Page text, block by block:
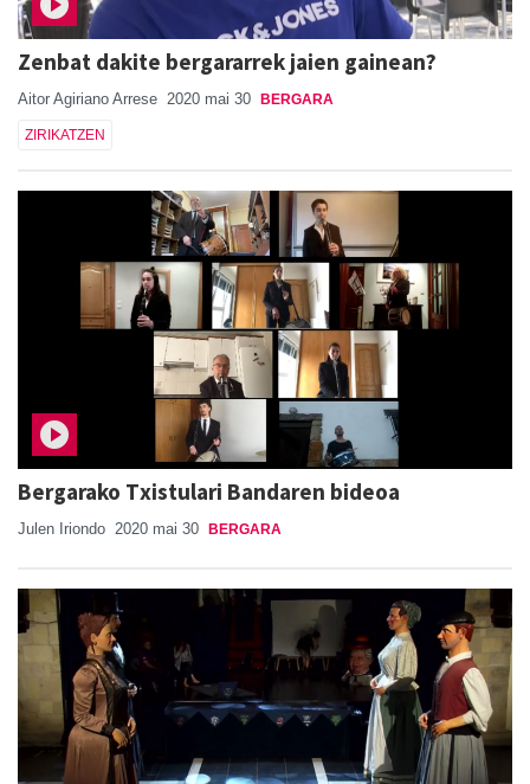
Zenbat dakite bergararrek jaien gainean?
Aitor Agiriano Arrese 2020 mai 30 BERGARA
ZIRIKATZEN
Bergarako Txistulari Bandaren bideoa
Julen Iriondo 2020 mai 30 BERGARA